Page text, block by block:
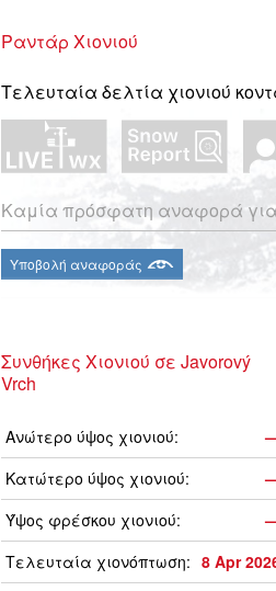
Ραντάρ Χιονιού
Τελευταία δελτία χιονιού
Καμία πρόσφατη αναφορά για
Υποβολή αναφοράς
Συνθήκες Χιονιού σε Javorový
Vrch
Ανώτερο ύψος χιονιού:
Κατώτερο ύψος χιονιού:
Ύψος φρέσκου χιονιού:
Τελευταία χιονόπτωση: 8 Apr